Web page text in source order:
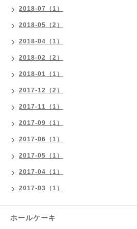
2018-07（1）
2018-05（2）
2018-04（1）
2018-02（2）
2018-01（1）
2017-12（2）
2017-11（1）
2017-09（1）
2017-06（1）
2017-05（1）
2017-04（1）
2017-03（1）
ホールケーキ